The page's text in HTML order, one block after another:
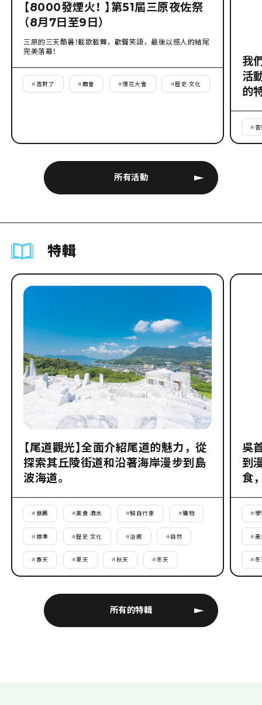
所有活動
【8000發煙火！ 】第51屆三原夜佐祭
（8月7日至9日）
三原的三天酷暑！載歌載舞，歡聲笑語，最後以感人的結尾
完美落幕！
# 答對了 #廟會 #煙花大會 #歷史·文化
我
活
的
#
特輯
所有的特輯
【尾道觀光】全面介紹尾道的魅力，從
探索其丘陵街道和沿著海岸漫步到島
波海道。
#推薦 #美食·酒水 #騎自行車 #購物
#標準 #歷史·文化 #治癒 #自然
#春天 #夏天 #秋天 #冬天
吳
到
食
# 學
#美
#冬